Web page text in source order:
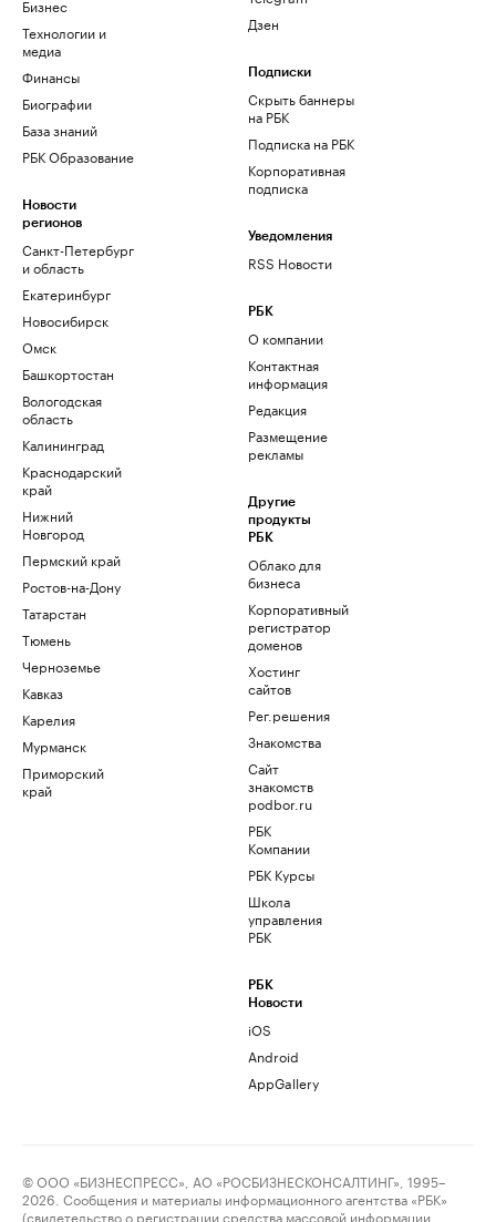
Бизнес
Технологии и
медиа
Финансы
Биографии
База знаний
РБК Образование
Новости
регионов
Санкт-Петербург
и область
Екатеринбург
Новосибирск
Омск
Башкортостан
Вологодская
область
Калининград
Краснодарский
край
Нижний
Новгород
Пермский край
Ростов-на-Дону
Татарстан
Тюмень
Черноземье
Кавказ
Карелия
Мурманск
Приморский
край
Дзен
Подписки
Скрыть баннеры
на РБК
Подписка на РБК
Корпоративная
подписка
Уведомления
RSS Новости
РБК
О компании
Контактная
информация
Редакция
Размещение
рекламы
Другие
продукты
РБК
Облако для
бизнеса
Корпоративный
регистратор
доменов
Хостинг
сайтов
Рег.решения
Знакомства
Сайт
знакомств
podbor.ru
РБК
Компании
РБК Курсы
Школа
управления
РБК
РБК
Новости
iOS
Android
AppGallery
© ООО «БИЗНЕСПРЕСС», АО «РОСБИЗНЕСКОНСАЛТИНГ», 1995–
2026. Сообщения и материалы информационного агентства «РБК»
(свидетельство о регистрации средства массовой информации